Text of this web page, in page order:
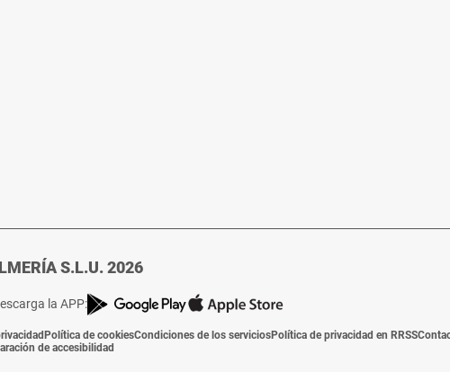
S.L.U. 2026
la APP:
Política de cookiesCondiciones de los serviciosPolítica de privacidad en RRSS
de accesibilidad